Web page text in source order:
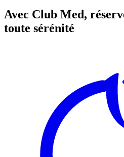
Avec Club Med,
toute sérénité